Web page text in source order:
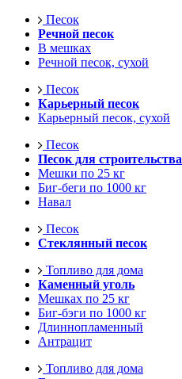
Песок
Речной песок
В мешках
Речной песок, сухой
Песок
Карьерный песок
Карьерный песок, сухой
Песок
Песок для строительства
Мешки по 25 кг
Биг-беги по 1000 кг
Навал
Песок
Стеклянный песок
Топливо для дома
Каменный уголь
Мешках по 25 кг
Биг-бэги по 1000 кг
Длиннопламенный
Антрацит
Топливо для дома